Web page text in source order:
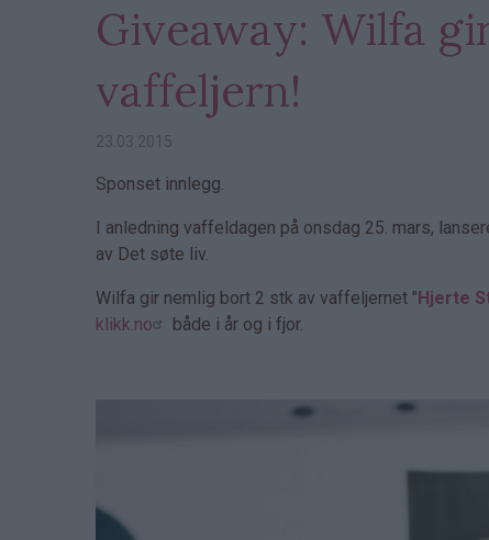
Giveaway: Wilfa
vaffeljern!
23.03.2015
Sponset innlegg.
I anledning vaffeldagen på onsdag 25. mars,
av Det søte liv.
Wilfa gir nemlig bort 2 stk av vaffeljernet "Hjerte
klikk.no
både i år og i fjor.